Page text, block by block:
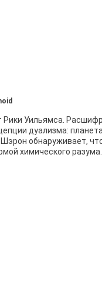
Рики Уильямса.
дуализма:
обнаруживает,
химического разума.